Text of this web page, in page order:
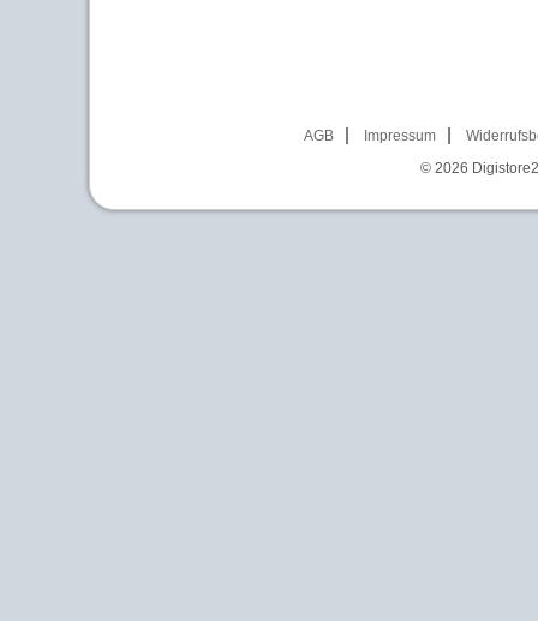
AGB Impressum
© 2026